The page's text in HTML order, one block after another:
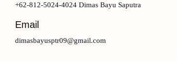
+62-812-5024-4024 Dimas Bayu Saputra
Email
dimasbayusptr09@gmail.com